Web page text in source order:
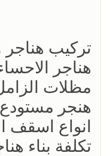
تركيب
هناجر
مظلات
هنجر مستودع
انواع اسقف
تكلفة بناء